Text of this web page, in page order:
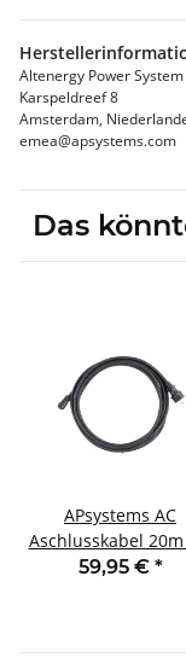
Altenergy Power System
Karspeldreef 8
Amsterdam,
emea@apsystems.com
Das
APsystems AC
Aschlusskabel
Wechselrichter
59,95 € *